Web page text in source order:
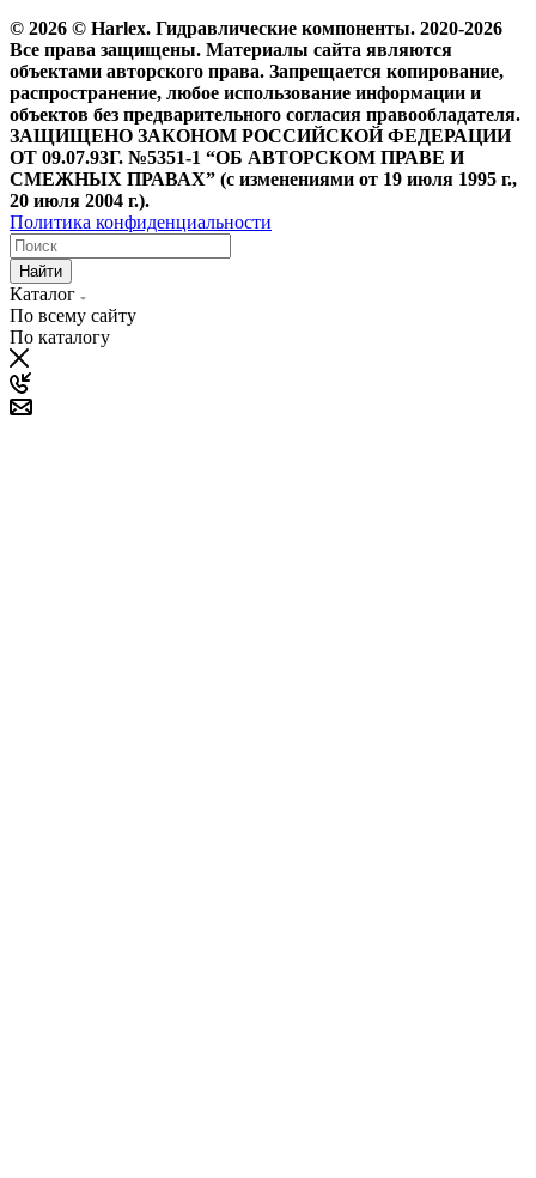
© 2026 © Harlex. Гидравлические компоненты. 2020-2026
Все права защищены. Материалы сайта являются
объектами авторского права. Запрещается копирование,
распространение, любое использование информации и
объектов без предварительного согласия правообладателя.
ЗАЩИЩЕНО ЗАКОНОМ РОССИЙСКОЙ ФЕДЕРАЦИИ
ОТ 09.07.93Г. №5351-1 “ОБ АВТОРСКОМ ПРАВЕ И
СМЕЖНЫХ ПРАВАХ” (с изменениями от 19 июля 1995 г.,
20 июля 2004 г.).
Политика конфиденциальности
Найти
Каталог
По всему сайту
По каталогу